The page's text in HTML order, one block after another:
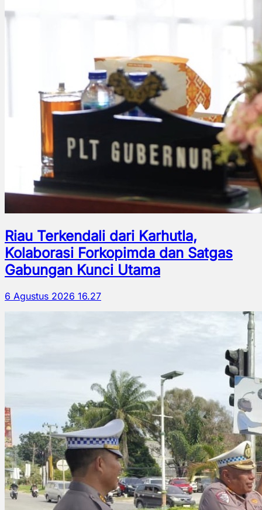
Riau Terkendali dari Karhutla,
Kolaborasi Forkopimda dan Satgas
Gabungan Kunci Utama
6 Agustus 2026 16.27